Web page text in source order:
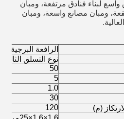
لبناء فنادق مرتفعة، ومبان
ومبان مصانع واسعة، ومبان
الرافعة البرجية QTZ50 (TC5010)
نوع التسلق الثابت
50
5
1.0
30
(م)
120